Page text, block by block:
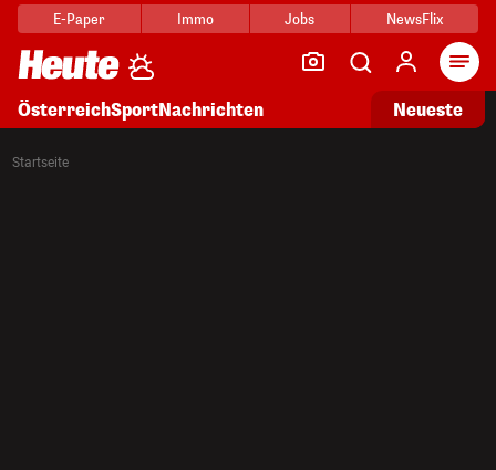
E-Paper Immo Jobs NewsFlix
ÖsterreichSportNachrichten Neueste
Startseite